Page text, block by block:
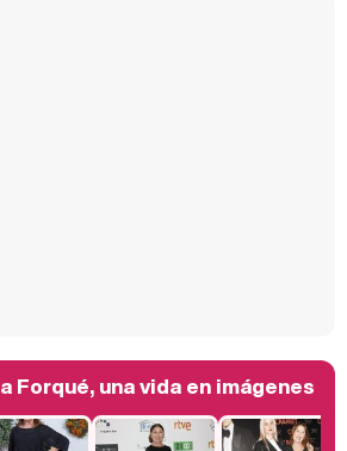
Belén Esteban: "Estoy emocionada, muy contenta y muy feliz por llegar a RTVE"
Forqué, una vida en imágenes